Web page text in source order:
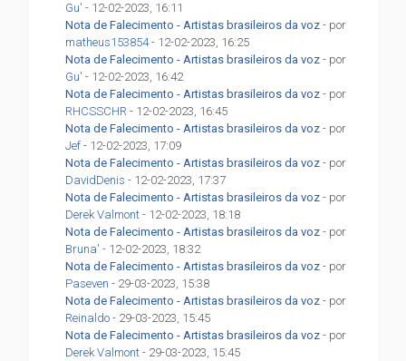
Gu' - 12-02-2023, 16:11
Nota de Falecimento - Artistas brasileiros da voz - por
matheus153854- 12-02-2023, 16:25
Nota de Falecimento - Artistas brasileiros da voz - por
Gu' - 12-02-2023, 16:42
Nota de Falecimento - Artistas brasileiros da voz - por
RHCSSCHR - 12-02-2023, 16:45
Nota de Falecimento - Artistas brasileiros da voz - por
Jef - 12-02-2023, 17:09
Nota de Falecimento - Artistas brasileiros da voz - por
DavidDenis - 12-02-2023, 17:37
Nota de Falecimento - Artistas brasileiros da voz - por
Derek Valmont - 12-02-2023, 18:18
Nota de Falecimento - Artistas brasileiros da voz - por
Bruna' - 12-02-2023, 18:32
Nota de Falecimento - Artistas brasileiros da voz - por
Paseven - 29-03-2023, 15:38
Nota de Falecimento - Artistas brasileiros da voz - por
Reinaldo - 29-03-2023, 15:45
Nota de Falecimento - Artistas brasileiros da voz - por
Derek Valmont - 29-03-2023, 15:45